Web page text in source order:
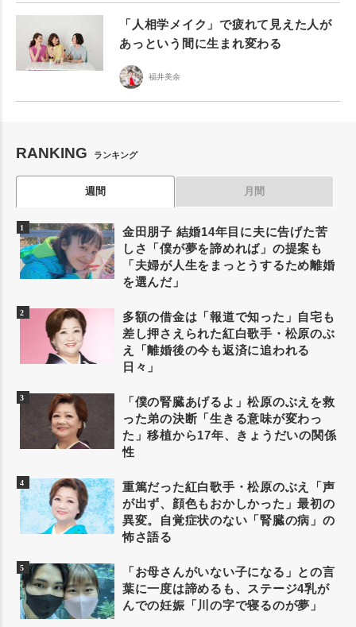
「人相学メイク」で疲れて見えた人が
あっという間に生まれ変わる
福井美余
RANKING ランキング
週間 月間
金田朋子 結婚14年目に夫に告げた苦
しさ「僕が夢を諦めれば」の提案も
「夫婦が人生をまっとうするため離婚
を選んだ」
多額の借金は「報道で知った」自宅も
差し押さえられた紅白歌手・松原のぶ
え「離婚後の今も返済に追われる
日々」
「僕の腎臓あげるよ」松原のぶえを救
った弟の決断「生きる意味が変わっ
た」移植から17年、きょうだいの関係
性
重篤だった紅白歌手・松原のぶえ「声
が出ず、顔色もおかしかった」最初の
異変。自覚症状のない「腎臓の病」の
怖さ語る
「お母さんがいない子になる」との言
葉に一度は諦めるも、ステージ4乳が
んでの妊娠「川の字で寝るのが夢」